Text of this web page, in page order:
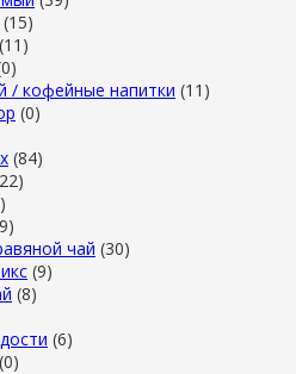
(15)
(11)
/ кофейные напитки (11)
(0)
(84)
чай (30)
(9)
(8)
(6)
(0)